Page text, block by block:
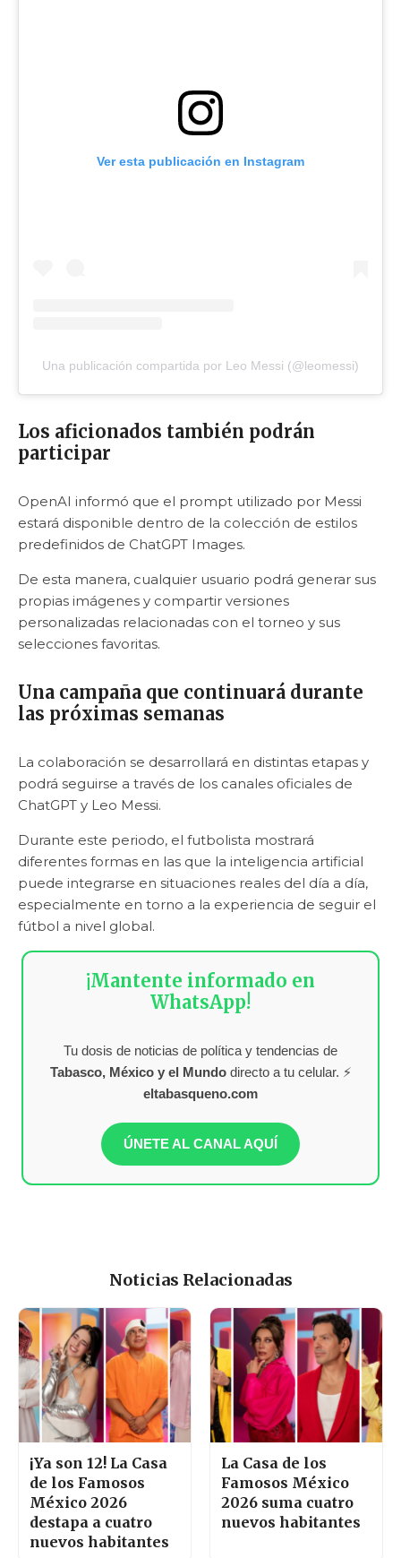
Ver esta publicación en Instagram
Una publicación compartida por Leo Messi (@leomessi)
Los aficionados también podrán
participar
OpenAI informó que el prompt utilizado por Messi
estará disponible dentro de la colección de estilos
predefinidos de ChatGPT Images.
De esta manera, cualquier usuario podrá generar sus
propias imágenes y compartir versiones
personalizadas relacionadas con el torneo y sus
selecciones favoritas.
Una campaña que continuará durante
las próximas semanas
La colaboración se desarrollará en distintas etapas y
podrá seguirse a través de los canales oficiales de
ChatGPT y Leo Messi.
Durante este periodo, el futbolista mostrará
diferentes formas en las que la inteligencia artificial
puede integrarse en situaciones reales del día a día,
especialmente en torno a la experiencia de seguir el
fútbol a nivel global.
¡Mantente informado en
WhatsApp!
Tu dosis de noticias de política y tendencias de
Tabasco, México y el Mundodirecto a tu celular. ⚡
eltabasqueno.com
ÚNETE AL CANAL AQUÍ
Noticias Relacionadas
¡Ya son 12! La Casa
de los Famosos
México 2026
destapa a cuatro
nuevos habitantes
La Casa de los
Famosos México
2026 suma cuatro
nuevos habitantes